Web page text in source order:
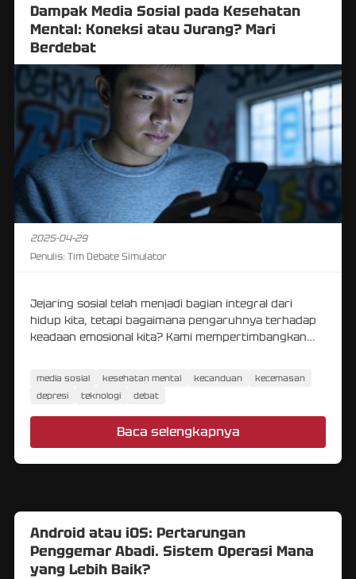
Dampak Media Sosial pada Kesehatan
Mental: Koneksi atau Jurang? Mari
Berdebat
2025-04-29
Penulis: Tim Debate Simulator
Jejaring sosial telah menjadi bagian integral dari
hidup kita, tetapi bagaimana pengaruhnya terhadap
keadaan emosional kita? Kami mempertimbangkan
media sosial kesehatan mental kecanduan
kecemasan
depresi
teknologi debat
Baca selengkapnya
Android atau iOS: Pertarungan
Penggemar Abadi. Sistem Operasi Mana
yang Lebih Baik?